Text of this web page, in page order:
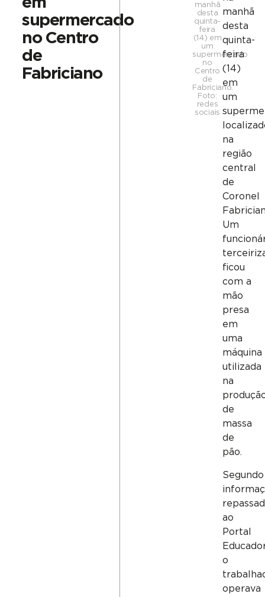
supermercado
no Centro
de
Fabriciano
manhã
desta
quinta-
feira
(14) em
um
supermercado
no
Centro
de
Fabriciano.
Foto:
redes
sociais
manhã
desta
quinta-
feira
(14)
em
um
na
região
central
de
Coronel
Um
ficou
com a
mão
presa
em
uma
máquina
utilizada
na
de
massa
de
pão.
Segundo
ao
Portal
o
operava